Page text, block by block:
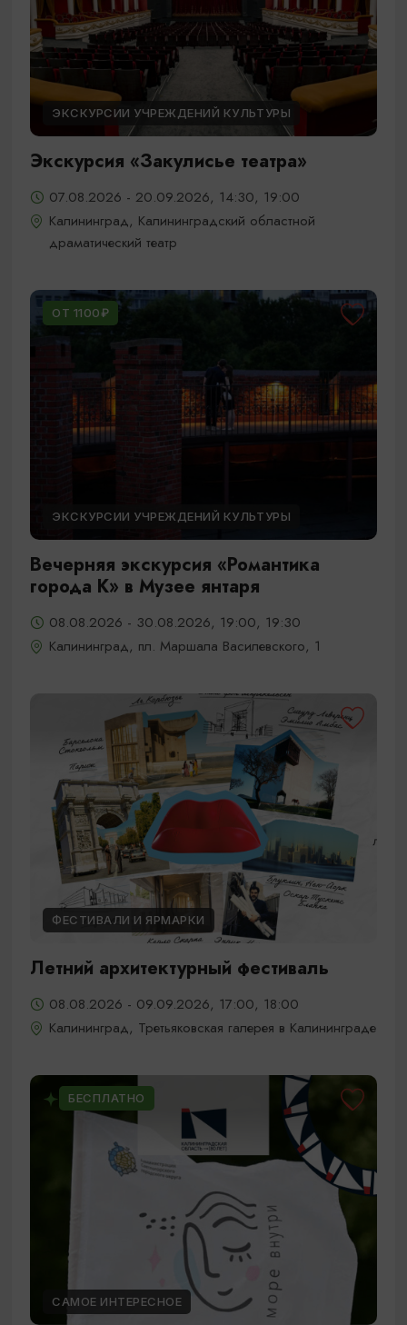
ЭКСКУРСИИ УЧРЕЖДЕНИЙ КУЛЬТУРЫ
Экскурсия «Закулисье театра»
07.08.2026 - 20.09.2026, 14:30, 19:00
Калининград, Калининградский областной
драматический театр
ОТ 1100₽
ЭКСКУРСИИ УЧРЕЖДЕНИЙ КУЛЬТУРЫ
Вечерняя экскурсия «Романтика
города К» в Музее янтаря
08.08.2026 - 30.08.2026, 19:00, 19:30
Калининград, пл. Маршала Василевского, 1
ФЕСТИВАЛИ И ЯРМАРКИ
Летний архитектурный фестиваль
08.08.2026 - 09.09.2026, 17:00, 18:00
Калининград, Третьяковская галерея в Калининграде
БЕСПЛАТНО
САМОЕ ИНТЕРЕСНОЕ